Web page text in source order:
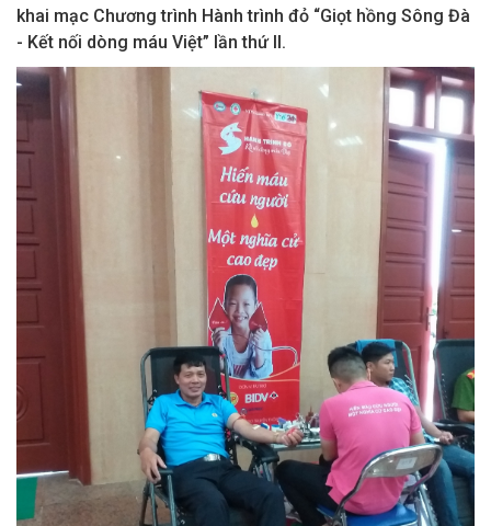
khai mạc Chương trình Hành trình đỏ “Giọt hồng Sông Đà
- Kết nối dòng máu Việt” lần thứ II.